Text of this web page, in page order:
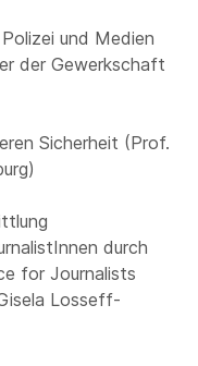
und Medien
der Gewerkschaft
Sicherheit (Prof.
durch
for Journalists
Losseff-